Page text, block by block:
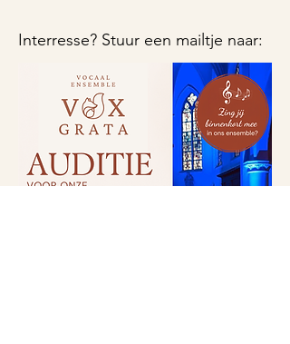
Interresse? Stuur een mailtje naar: